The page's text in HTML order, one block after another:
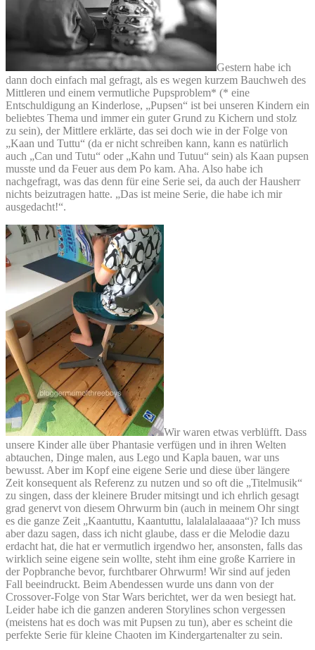
Gestern habe ich
dann doch einfach mal gefragt, als es wegen kurzem Bauchweh des
Mittleren und einem vermutliche Pupsproblem* (* eine
Entschuldigung an Kinderlose, „Pupsen“ ist bei unseren Kindern ein
beliebtes Thema und immer ein guter Grund zu Kichern und stolz
zu sein), der Mittlere erklärte, das sei doch wie in der Folge von
„Kaan und Tuttu“ (da er nicht schreiben kann, kann es natürlich
auch „Can und Tutu“ oder „Kahn und Tutuu“ sein) als Kaan pupsen
musste und da Feuer aus dem Po kam. Aha. Also habe ich
nachgefragt, was das denn für eine Serie sei, da auch der Hausherr
nichts beizutragen hatte. „Das ist meine Serie, die habe ich mir
ausgedacht!“.
Wir waren etwas verblüfft. Dass
unsere Kinder alle über Phantasie verfügen und in ihren Welten
abtauchen, Dinge malen, aus Lego und Kapla bauen, war uns
bewusst. Aber im Kopf eine eigene Serie und diese über längere
Zeit konsequent als Referenz zu nutzen und so oft die „Titelmusik“
zu singen, dass der kleinere Bruder mitsingt und ich ehrlich gesagt
grad genervt von diesem Ohrwurm bin (auch in meinem Ohr singt
es die ganze Zeit „Kaantuttu, Kaantuttu, lalalalalaaaaa“)? Ich muss
aber dazu sagen, dass ich nicht glaube, dass er die Melodie dazu
erdacht hat, die hat er vermutlich irgendwo her, ansonsten, falls das
wirklich seine eigene sein wollte, steht ihm eine große Karriere in
der Popbranche bevor, furchtbarer Ohrwurm! Wir sind auf jeden
Fall beeindruckt. Beim Abendessen wurde uns dann von der
Crossover-Folge von Star Wars berichtet, wer da wen besiegt hat.
Leider habe ich die ganzen anderen Storylines schon vergessen
(meistens hat es doch was mit Pupsen zu tun), aber es scheint die
perfekte Serie für kleine Chaoten im Kindergartenalter zu sein.